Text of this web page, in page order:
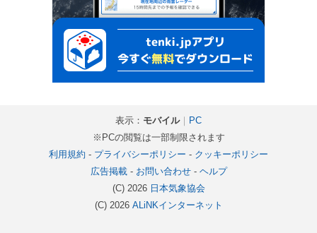
表示： モバイル｜ PC
※PCの閲覧は一部制限されます
利用規約 - プライバシーポリシー - クッキーポリシー
広告掲載- お問い合わせ- ヘルプ
(C) 2026 日本気象協会
(C) 2026 ALiNKインターネット